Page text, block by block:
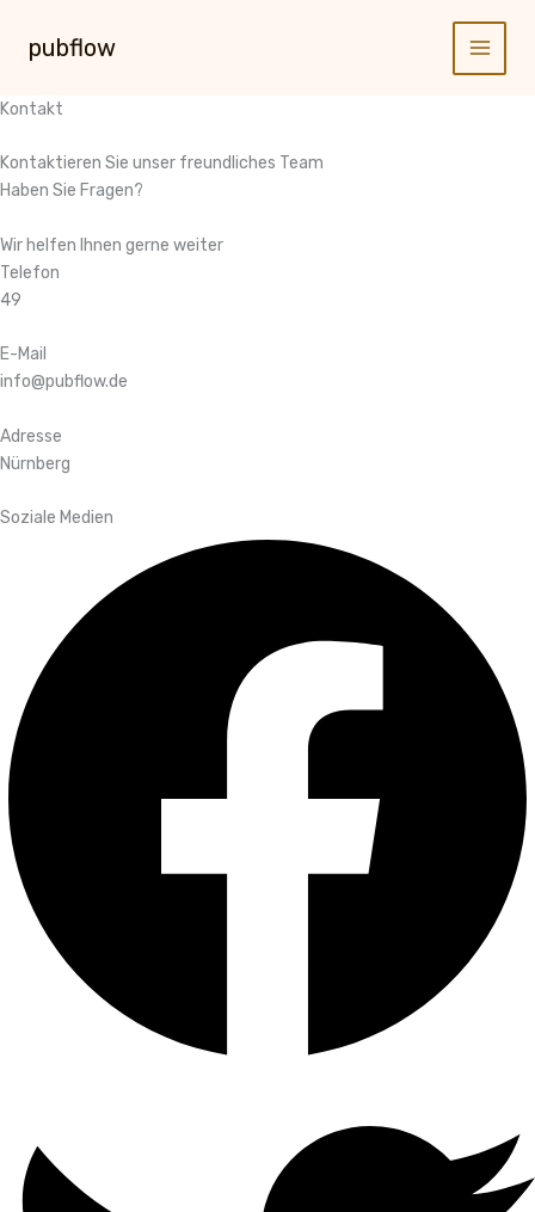
Inhalt
springen
pubflow
Main
Kontakt
Kontaktieren Sie unser freundliches Team
Haben Sie Fragen?
Wir helfen Ihnen gerne weiter
Telefon
49
E-Mail
info@pubflow.de
Adresse
Nürnberg
Soziale Medien